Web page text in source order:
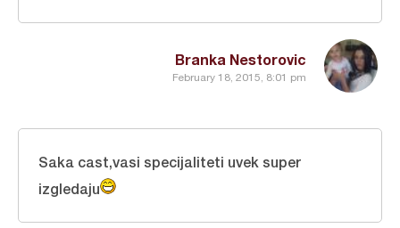
Branka Nestorovic
February 18, 2015, 8:01 pm
Saka cast,vasi specijaliteti uvek super
izgledaju